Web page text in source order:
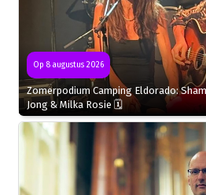
Op 8 augustus 2026
Zomerpodium Camping Eldorado:
Jong & Milka Rosie 🗓